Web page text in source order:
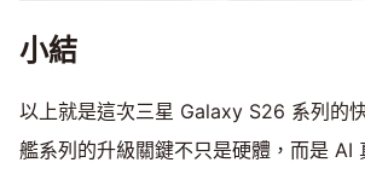
小結
以上就是這次三星 Galaxy S26 系列的
艦系列的升級關鍵不只是硬體，而是 AI